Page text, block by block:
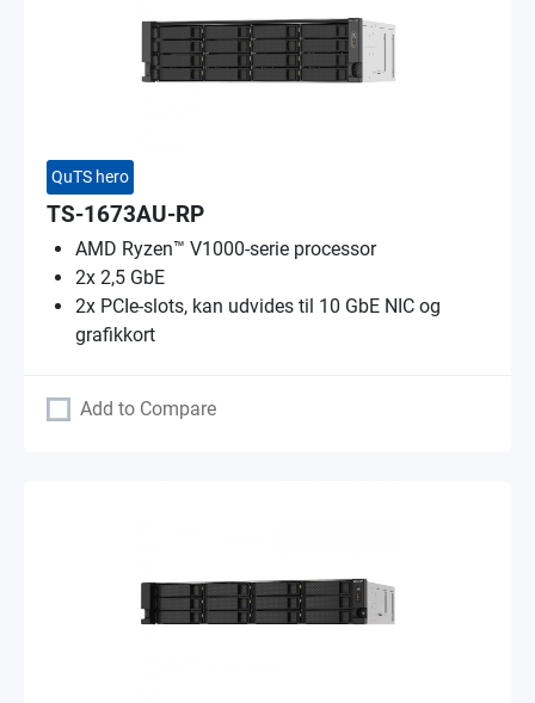
QuTS hero
TS-1673AU-RP
AMD Ryzen™ V1000-serie processor
2x 2,5 GbE
2x PCIe-slots, kan udvides til 10 GbE NIC og
grafikkort
Add to Compare